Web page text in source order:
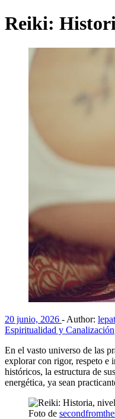
Reiki:
20 junio, 2026 - Author:
Espiritualidad y Canalización
En el vasto universo de las
explorar con rigor, respeto e
históricos, la estructura de
energética, ya sean
Foto de